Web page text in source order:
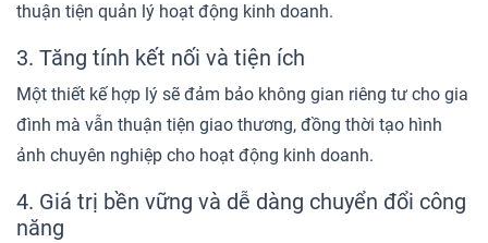
thuận tiện quản lý hoạt động kinh doanh.
3. Tăng tính kết nối và tiện ích
Một thiết kế hợp lý sẽ đảm bảo không gian riêng tư cho gia
đình mà vẫn thuận tiện giao thương, đồng thời tạo hình
ảnh chuyên nghiệp cho hoạt động kinh doanh.
4. Giá trị bền vững và dễ dàng chuyển đổi công
năng